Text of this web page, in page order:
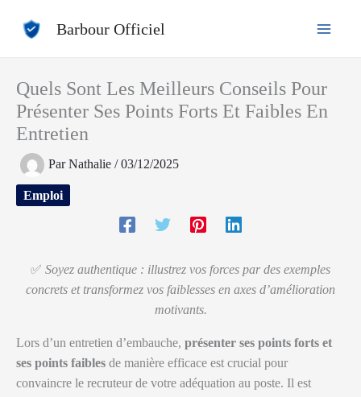
Barbour Officiel
Quels Sont Les Meilleurs Conseils Pour
Présenter Ses Points Forts Et Faibles En
Entretien
ParNathalie /03/12/2025
Emploi
✅ Soyez authentique : illustrez vos forces par des exemples
concrets et transformez vos faiblesses en axes d’amélioration
motivants.
Lors d’un entretien d’embauche, présenter ses points forts et
ses points faibles de manière efficace est crucial pour
convaincre le recruteur de votre adéquation au poste. Il est